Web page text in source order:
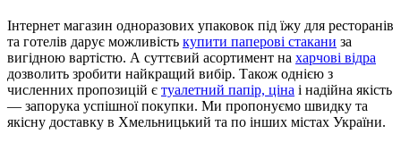
Інтернет магазин одноразових упаковок під їжу для ресторанів
та готелів дарує можливість купити паперові стакани за
вигідною вартістю. А суттєвий асортимент на харчові відра
дозволить зробити найкращий вибір. Також однією з
численних пропозицій є туалетний папір, ціна і надійна якість
— запорука успішної покупки. Ми пропонуємо швидку та
якісну доставку в Хмельницький та по інших містах України.